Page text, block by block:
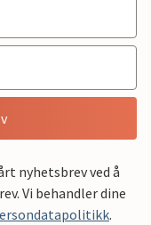
nyhetsbrev ved å
Vi behandler dine
.